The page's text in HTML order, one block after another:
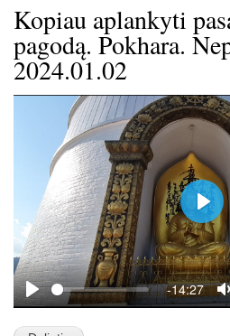
Kopiau aplankyti
pagodą. Pokhara.
2024.01.02
P
l
-14:27
P
l
a
y